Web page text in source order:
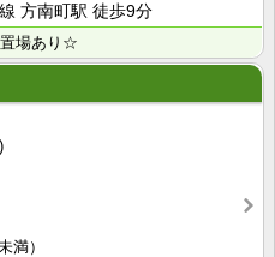
方南町駅 徒歩9分
場あり☆
満）